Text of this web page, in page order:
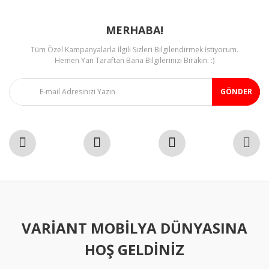
Gönder
MERHABA!
Tüm Özel Kampanyalarla İlgili Sizleri Bilgilendirmek İstiyorum.
Hemen Yan Taraftan Bana Bilgilerinizi Bırakın. :)
GÖNDER
VARIANT MOBILYA DÜNYASINA
HOŞ GELDINIZ